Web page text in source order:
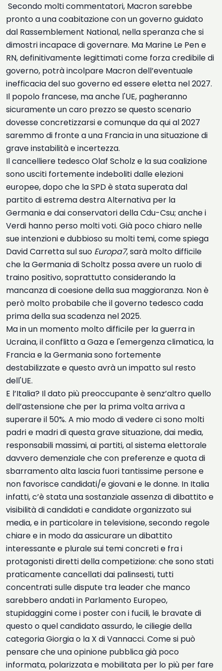
Secondo molti commentatori, Macron sarebbe
pronto a una coabitazione con un governo guidato
dal Rassemblement National, nella speranza che si
dimostri incapace di governare. Ma Marine Le Pen e
RN, definitivamente legittimati come forza credibile di
governo, potrà incolpare Macron dell’eventuale
inefficacia del suo governo ed essere eletta nel 2027.
Il popolo francese, ma anche l'UE, pagheranno
sicuramente un caro prezzo se questo scenario
dovesse concretizzarsi e comunque da qui al 2027
saremmo di fronte a una Francia in una situazione di
grave instabilità e incertezza.
Il cancelliere tedesco Olaf Scholz e la sua coalizione
sono usciti fortemente indeboliti dalle elezioni
europee, dopo che la SPD è stata superata dal
partito di estrema destra Alternativa per la
Germania e dai conservatori della Cdu-Csu; anche i
Verdi hanno perso molti voti. Già poco chiaro nelle
sue intenzioni e dubbioso su molti temi, come spiega
David Carretta sul suo Europa7, sarà molto difficile
che la Germania di Scholtz possa avere un ruolo di
traino positivo, soprattutto considerando la
mancanza di coesione della sua maggioranza. Non è
però molto probabile che il governo tedesco cada
prima della sua scadenza nel 2025.
Ma in un momento molto difficile per la guerra in
Ucraina, il conflitto a Gaza e l'emergenza climatica, la
Francia e la Germania sono fortemente
destabilizzate e questo avrà un impatto sul resto
dell'UE.
E l’Italia? Il dato più preoccupante è senz’altro quello
dell’astensione che per la prima volta arriva a
superare il 50%. A mio modo di vedere ci sono molti
padri e madri di questa grave situazione, dai media,
responsabili massimi, ai partiti, al sistema elettorale
davvero demenziale che con preferenze e quota di
sbarramento alta lascia fuori tantissime persone e
non favorisce candidati/e giovani e le donne. In Italia
infatti, c’è stata una sostanziale assenza di dibattito e
visibilità di candidati e candidate organizzato sui
media, e in particolare in televisione, secondo regole
chiare e in modo da assicurare un dibattito
interessante e plurale sui temi concreti e fra i
protagonisti diretti della competizione: che sono stati
praticamente cancellati dai palinsesti, tutti
concentrati sulle dispute tra leader che manco
sarebbero andati in Parlamento Europeo,
stupidaggini come i poster con i fucili, le bravate di
questo o quel candidato assurdo, le ciliegie della
categoria Giorgia o la X di Vannacci. Come si può
pensare che una opinione pubblica già poco
informata, polarizzata e mobilitata per lo più per fare